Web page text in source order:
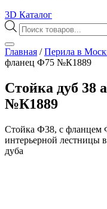
3D Каталог
Поиск
товаров
Главная /Перила в
фланец Ф75 №К1889
Стойка дуб 38
№К1889
Стойка Ф38, с фланцем
интерьерной лестницы
дуба